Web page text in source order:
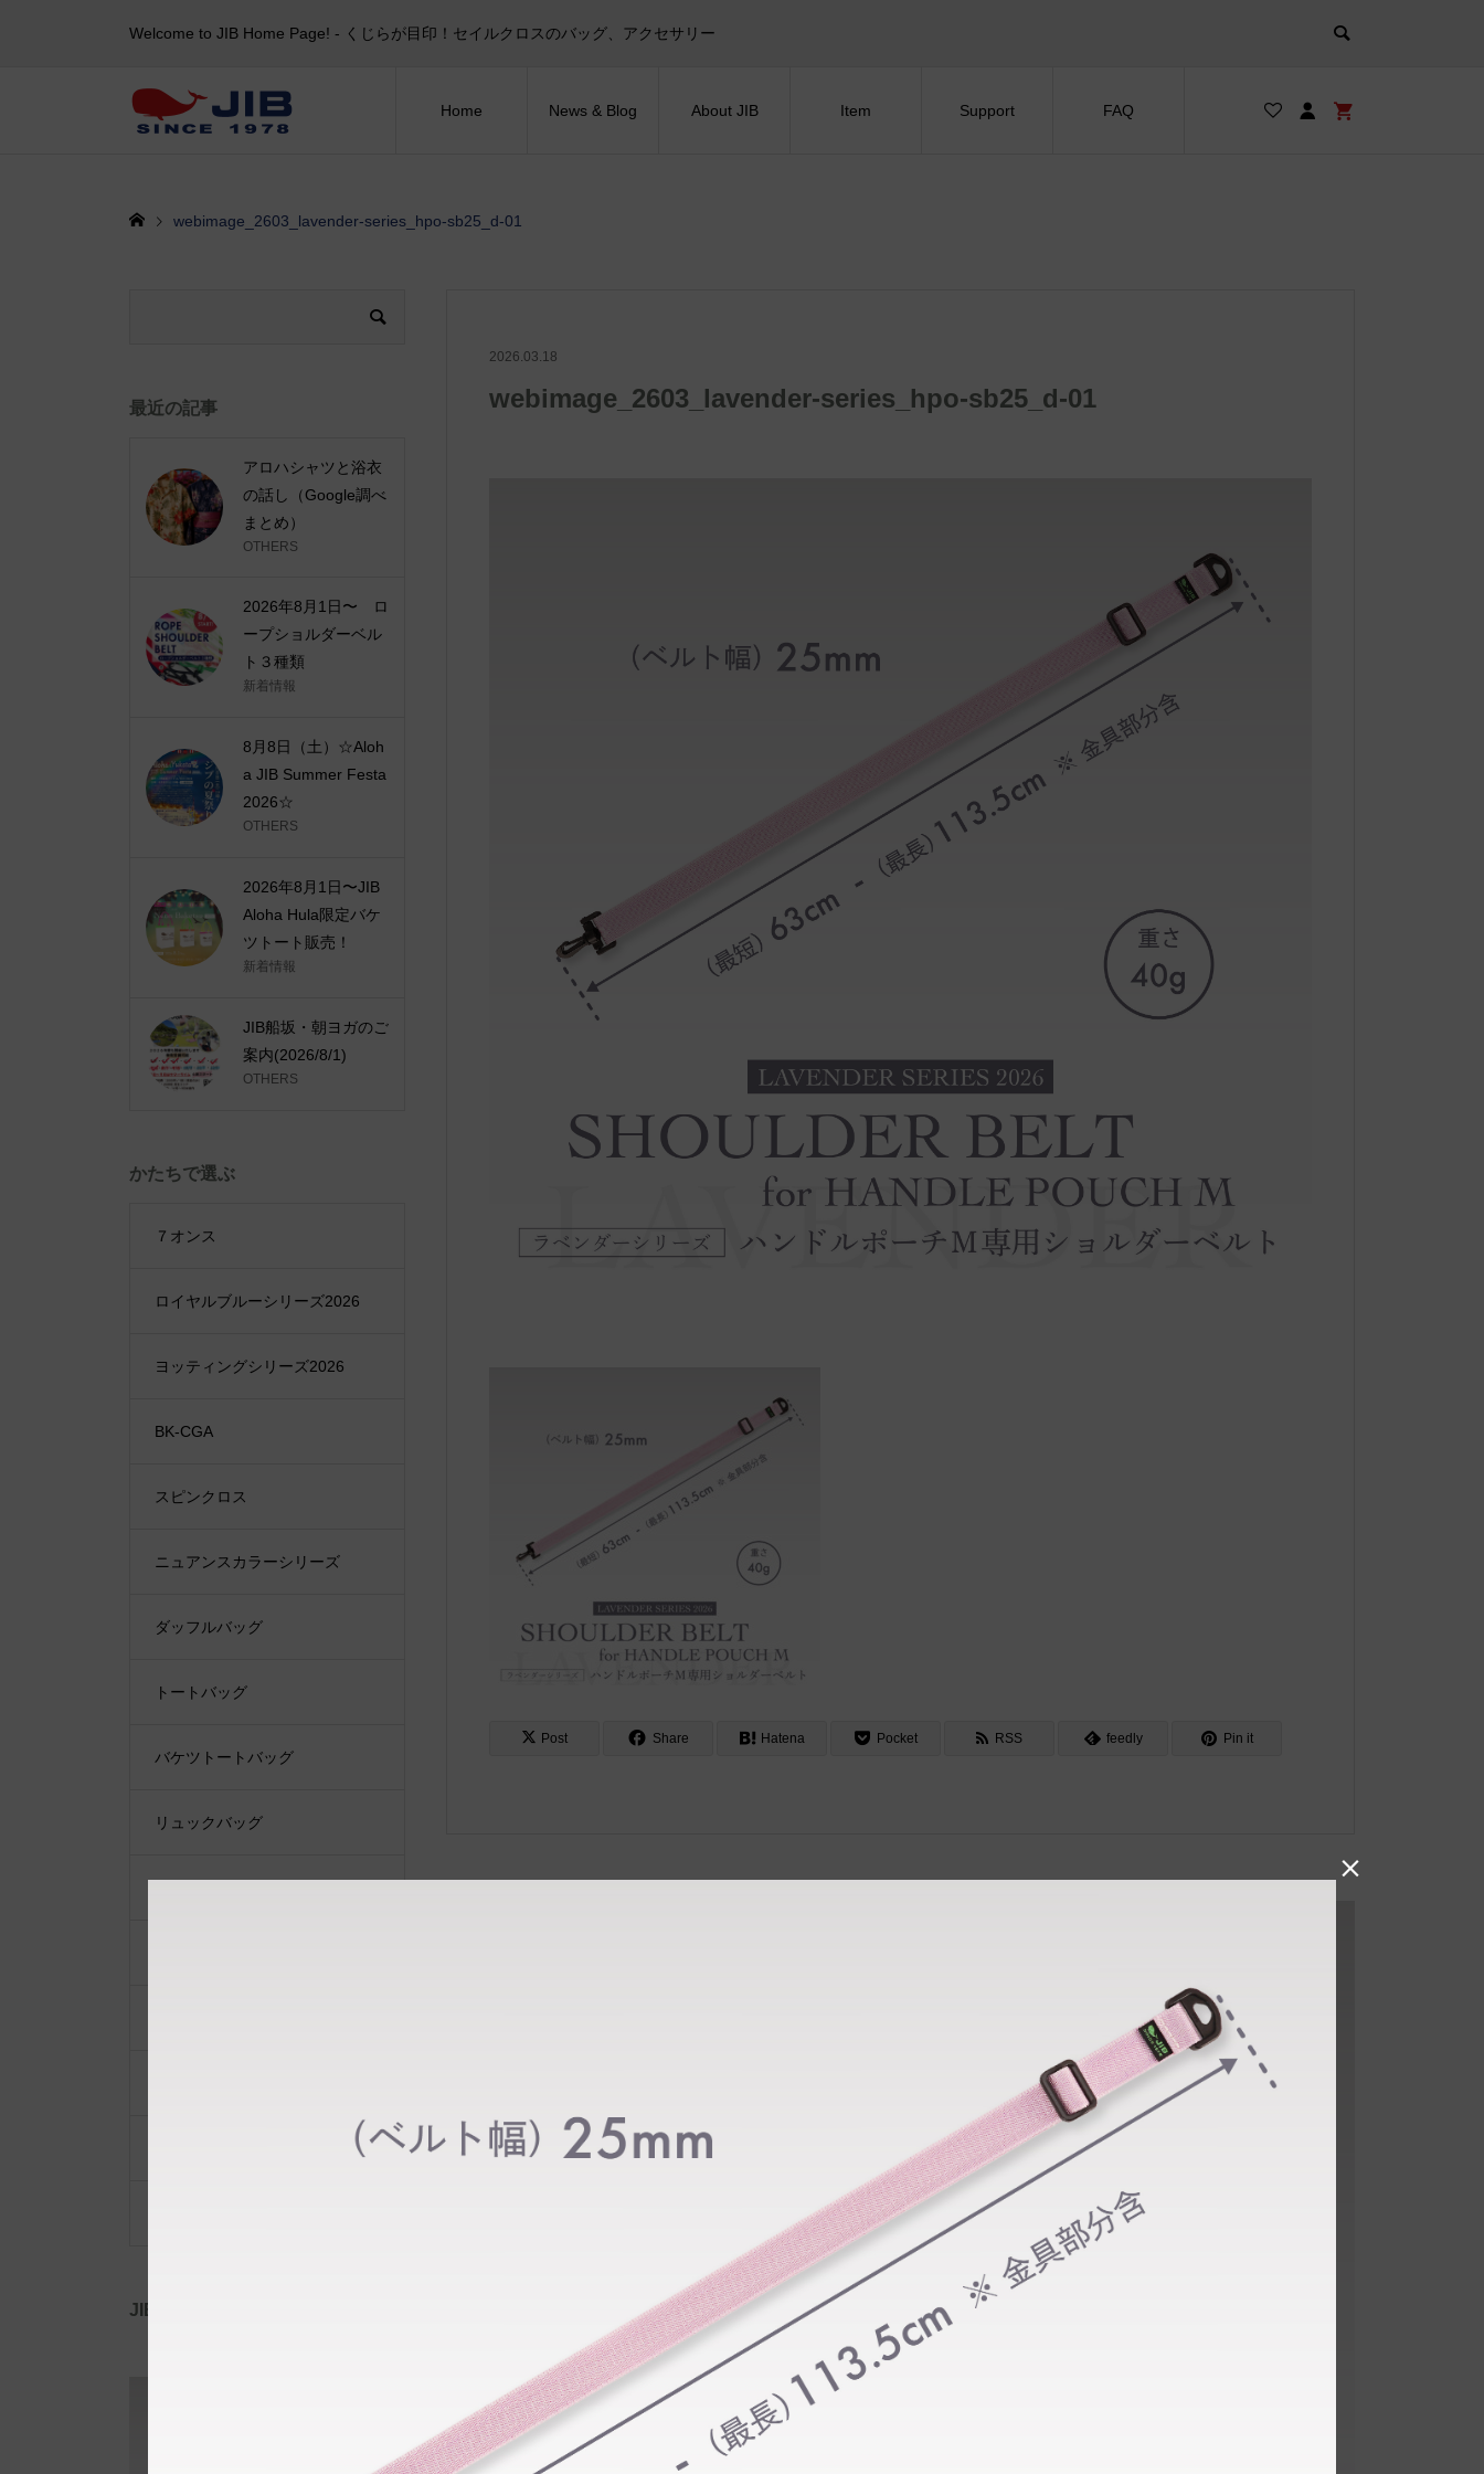
Welcome to JIB Home Page! ‐ くじらが目印！セイルクロスのバッグ、アクセサリー
Home News & Blog About JIB Item Support FAQ
webimage_2603_lavender-series_hpo-sb25_d-01
2026.03.18
webimage_2603_lavender-series_hpo-sb25_d-01
Post Share Hatena Pocket RSS feedly Pin it
最近の記事
アロハシャツと浴衣
の話し（Google調べ
まとめ）
OTHERS
2026年8月1日〜 ロ
ープショルダーベル
ト３種類
新着情報
8月8日（土）☆Aloh
a JIB Summer Festa
2026☆
OTHERS
2026年8月1日〜JIB
Aloha Hula限定バケ
ツトート販売！
新着情報
JIB船坂・朝ヨガのご
案内(2026/8/1)
OTHERS
かたちで選ぶ
７オンス
ロイヤルブルーシリーズ2026
ヨッティングシリーズ2026
BK-CGA
スピンクロス
ニュアンスカラーシリーズ
ダッフルバッグ
トートバッグ
バケツトートバッグ
リュックバッグ
JIB公式SNS
